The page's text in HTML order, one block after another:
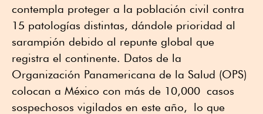
contempla proteger a la población civil contra
15 patologías distintas, dándole prioridad al
sarampión debido al repunte global que
registra el continente. Datos de la
Organización Panamericana de la Salud (OPS)
colocan a México con más de 10,000 casos
sospechosos vigilados en este año, lo que